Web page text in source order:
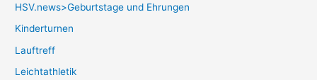
HSV.news>Geburtstage und Ehrungen
Kinderturnen
Lauftreff
Leichtathletik